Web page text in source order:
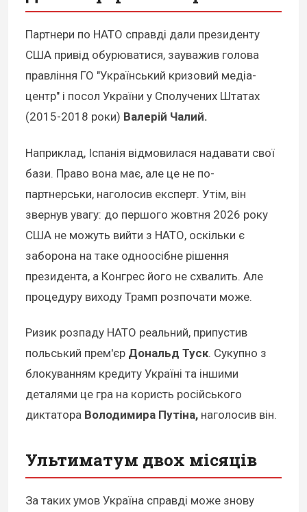
Партнери по НАТО справді дали президенту
США привід обурюватися, зауважив голова
правління ГО "Український кризовий медіа-
центр" і посол України у Сполучених Штатах
(2015-2018 роки) Валерій Чалий.
Наприклад, Іспанія відмовилася надавати свої
бази. Право вона має, але це не по-
партнерськи, наголосив експерт. Утім, він
звернув увагу: до першого жовтня 2026 року
США не можуть вийти з НАТО, оскільки є
заборона на таке одноосібне рішення
президента, а Конгрес його не схвалить. Але
процедуру виходу Трамп розпочати може.
Ризик розпаду НАТО реальний, припустив
польський прем'єр Дональд Туск. Сукупно з
блокуванням кредиту Україні та іншими
деталями це гра на користь російського
диктатора Володимира Путіна, наголосив він.
Ультиматум двох місяців
За таких умов Україна справді може знову